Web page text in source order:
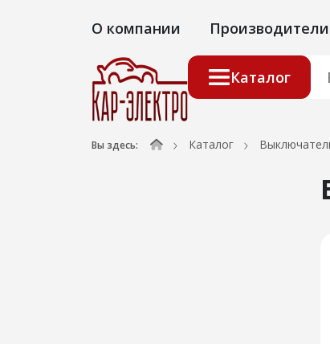
О компании Производители
Каталог
Вы здесь: Каталог